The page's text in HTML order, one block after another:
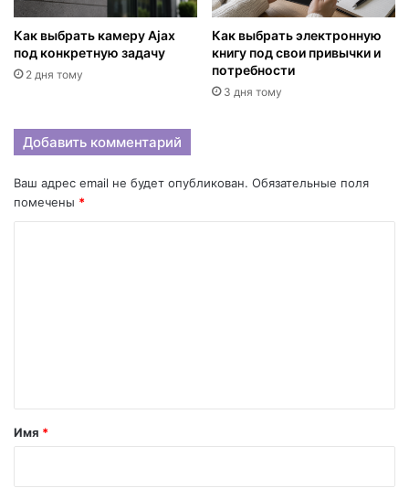
Как выбрать камеру Ajax
под конкретную задачу
2 дня тому
Как выбрать электронную
книгу под свои привычки и
потребности
3 дня тому
Добавить комментарий
Ваш адрес email не будет опубликован. Обязательные поля
помечены *
а
Имя *